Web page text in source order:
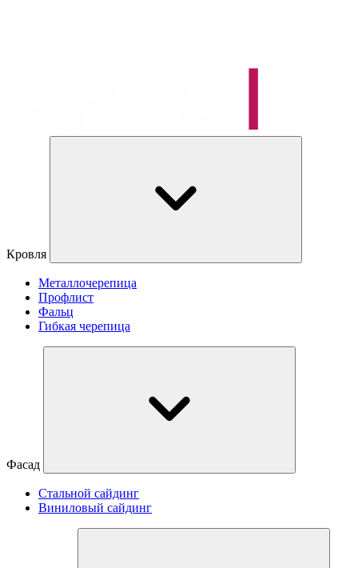
Кровля
Металлочерепица
Профлист
Фальц
Гибкая черепица
Фасад
Стальной сайдинг
Виниловый сайдинг